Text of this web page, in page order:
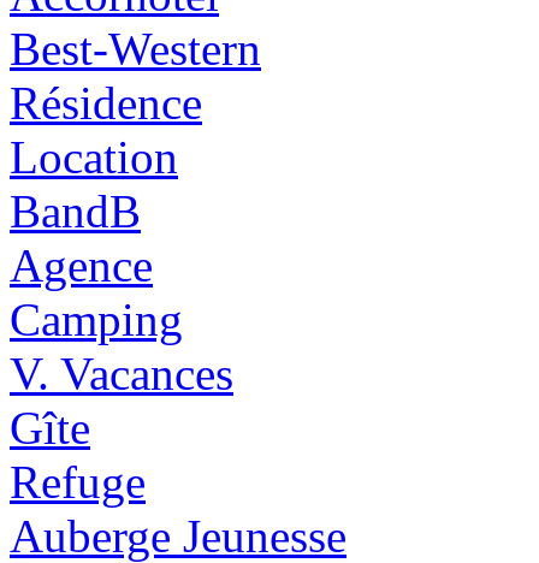
Best-Western
Résidence
Location
BandB
Agence
Camping
V. Vacances
Gîte
Refuge
Auberge Jeunesse